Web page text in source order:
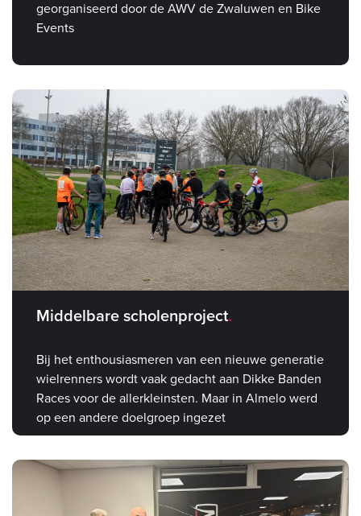
georganiseerd door de AWV de Zwaluwen en Bike
Events
Middelbare scholenproject
Bij het enthousiasmeren van een nieuwe generatie
wielrenners wordt vaak gedacht aan Dikke Banden
Races voor de allerkleinsten. Maar in Almelo werd
op een andere doelgroep ingezet